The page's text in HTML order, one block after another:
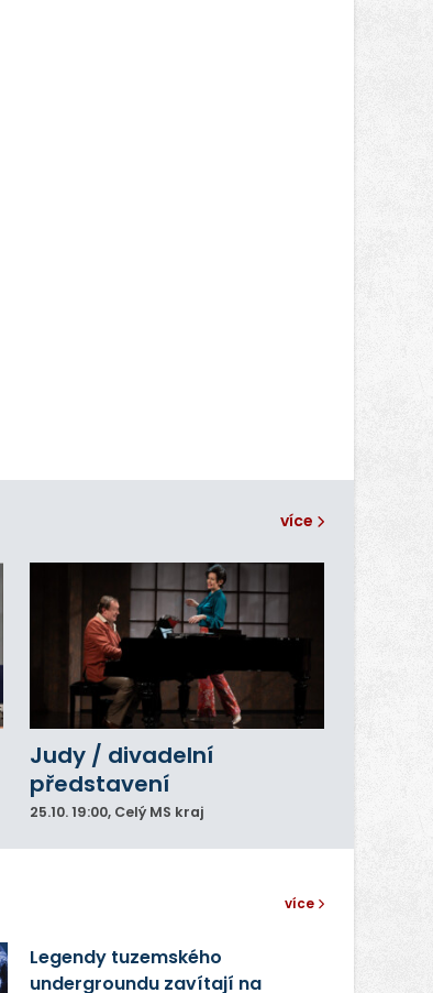
více
Judy / divadelní
představení
25.10. 19:00, Celý MS kraj
více
Legendy tuzemského
undergroundu zavítají na